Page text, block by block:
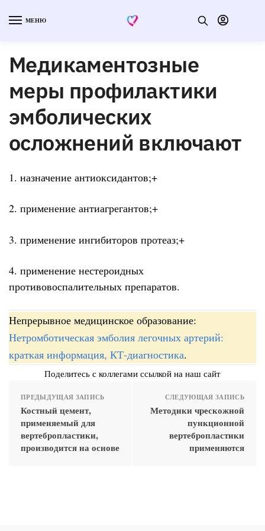
МЕНЮ
Медикаментозные
меры профилактики
эмболических
осложнений включают
1. назначение антиоксидантов;+
2. применение антиагрегантов;+
3. применение ингибиторов протеаз;+
4. применение нестероидных
противовоспалительных препаратов.
Непрерывное медицинское образование:
Нетромботическая эмболия легочных артерий:
краткая информация, КТ-диагностика.
Поделитесь с коллегами ссылкой на наш сайт
ПРЕДЫДУЩАЯ ЗАПИСЬ
Костный цемент,
применяемый для
вертебропластики,
производится на основе
СЛЕДУЮЩАЯ ЗАПИСЬ
Методики чрескожной
пункционной
вертебропластики
применяются